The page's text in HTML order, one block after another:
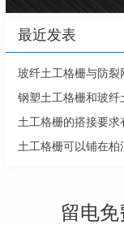
最近发表
玻纤土工格栅与防
钢塑土工格栅和玻纤
土工格栅的搭接要求
土工格栅可以铺在柏
留电